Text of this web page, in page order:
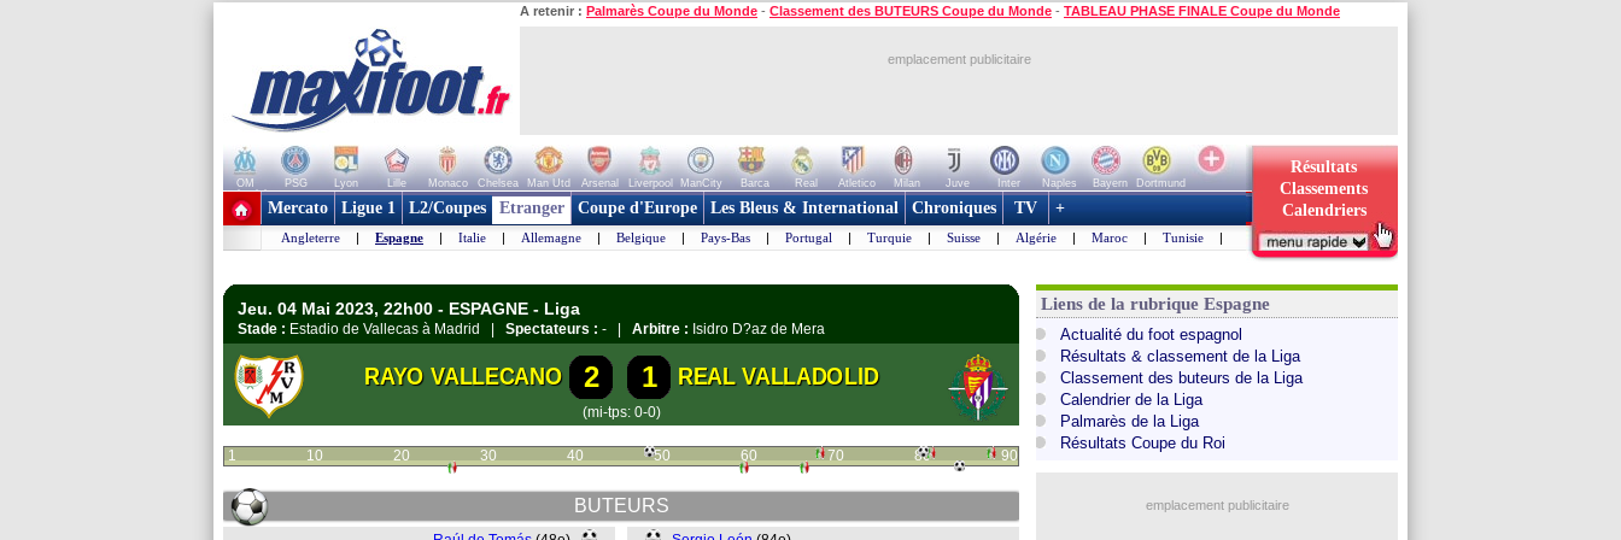
A retenir : Palmarès Coupe du Monde - Classement des BUTEURS Coupe du Monde - TABLEAU PHASE FINALE Coupe du Monde
emplacement publicitaire
OM PSG Lyon Lille Monaco Chelsea Man Utd Arsenal Liverpool ManCity Barca Real Atletico Milan Juve Inter Naples Bayern
Dortmund
+ de clubs
Résultats
Classements
Calendriers
Mercato Ligue 1 L2/Coupes Etranger Coupe d'Europe Les Bleus & International Chroniques TV +
Angleterre | Espagne | Italie | Allemagne | Belgique | Pays-Bas | Portugal | Turquie | Suisse | Algérie | Maroc | Tunisie |
Jeu. 04 Mai 2023, 22h00 - ESPAGNE - Liga
Stade : Estadio de Vallecas à Madrid | Spectateurs : - | Arbitre : Isidro D?az de Mera
RAYO VALLECANO 2 1 REAL VALLADOLID
(mi-tps: 0-0)
1 10 20 30 40 50 60 70 80 90
BUTEURS
Liens de la rubrique Espagne
Actualité du foot espagnol
Résultats & classement de la Liga
Classement des buteurs de la Liga
Calendrier de la Liga
Palmarès de la Liga
Résultats Coupe du Roi
emplacement publicitaire